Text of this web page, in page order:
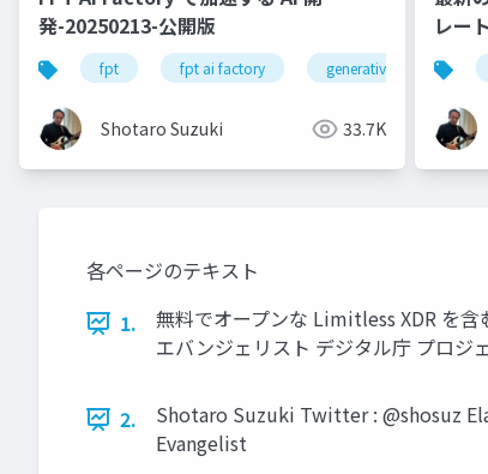
発-20250213-公開版
fpt fpt ai factory generative ai
Shotaro Suzuki 33.7K
レー
各ページのテキスト
1.
無料でオープンな Limitless XDR を
エバンジェリスト デジタル庁 プロジ
2.
Shotaro Suzuki Twitter : @shosuz
Evangelist